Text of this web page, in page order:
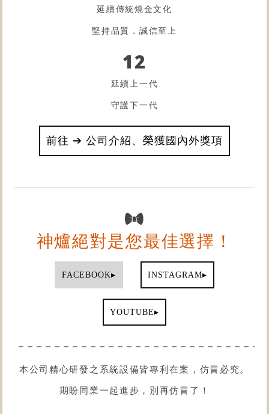
延續傳統燒金文化
堅持品質．誠信至上
12
延續上一代
守護下一代
前往 ➔ 公司介紹、榮獲國內外獎項
神爐絕對是您最佳選擇！
FACEBOOK▸ INSTAGRAM▸
YOUTUBE▸
本公司精心研發之系統設備皆專利在案，仿冒必究。
期盼同業一起進步，別再仿冒了！